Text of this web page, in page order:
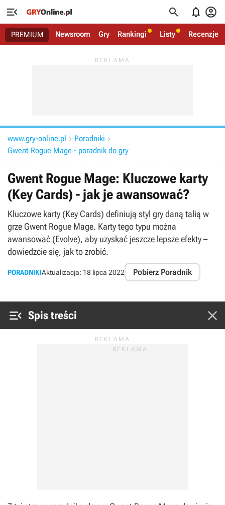
   
PREMIUM Newsroom Gry Rankingi Listy Recenzje
www.gry-online.pl  Poradniki 
Gwent Rogue Mage - poradnik do gry
Gwent Rogue Mage: Kluczowe karty
(Key Cards) - jak je awansować?
Kluczowe karty (Key Cards) definiują styl gry daną talią w
grze Gwent Rogue Mage. Karty tego typu można
awansować (Evolve), aby uzyskać jeszcze lepsze efekty –
dowiedzcie się, jak to zrobić.
PORADNIKIAktualizacja: 18 lipca 2022 Pobierz Poradnik
 Spis treści 